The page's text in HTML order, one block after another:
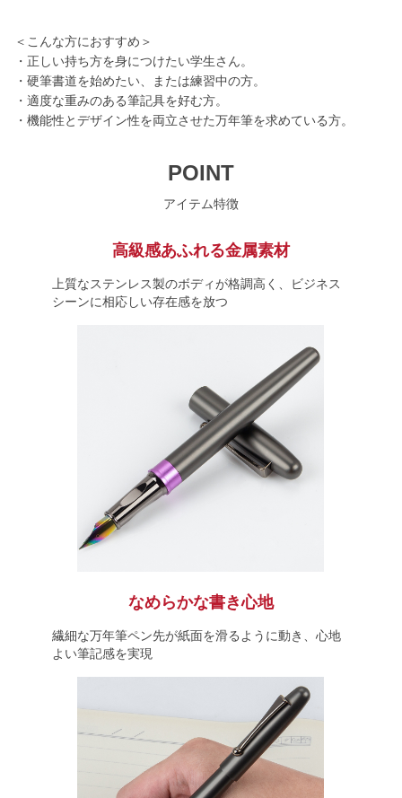
＜こんな方におすすめ＞
・正しい持ち方を身につけたい学生さん。
・硬筆書道を始めたい、または練習中の方。
・適度な重みのある筆記具を好む方。
・機能性とデザイン性を両立させた万年筆を求めている方。
POINT
アイテム特徴
高級感あふれる金属素材
上質なステンレス製のボディが格調高く、ビジネス
シーンに相応しい存在感を放つ
なめらかな書き心地
繊細な万年筆ペン先が紙面を滑るように動き、心地
よい筆記感を実現